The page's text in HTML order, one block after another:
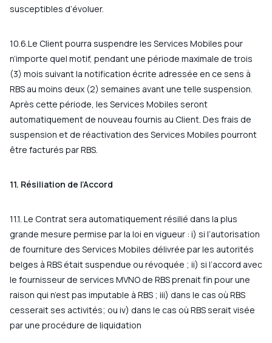
susceptibles d’évoluer.
10.6.Le Client pourra suspendre les Services Mobiles pour
n’importe quel motif, pendant une période maximale de trois
(3) mois suivant la notification écrite adressée en ce sens à
RBS au moins deux (2) semaines avant une telle suspension.
Après cette période, les Services Mobiles seront
automatiquement de nouveau fournis au Client. Des frais de
suspension et de réactivation des Services Mobiles pourront
être facturés par RBS.
11. Résiliation de l’Accord
11.1. Le Contrat sera automatiquement résilié dans la plus
grande mesure permise par la loi en vigueur : i) si l’autorisation
de fourniture des Services Mobiles délivrée par les autorités
belges à RBS était suspendue ou révoquée ; ii) si l’accord avec
le fournisseur de services MVNO de RBS prenait fin pour une
raison qui n’est pas imputable à RBS ; iii) dans le cas où RBS
cesserait ses activités; ou iv) dans le cas où RBS serait visée
par une procédure de liquidation